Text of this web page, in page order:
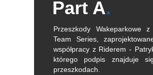
Part A
Przeszkody Wakeparkowe
Team Series,
współpracy z Riderem -
którego podpis znajduje
przeszkodach.